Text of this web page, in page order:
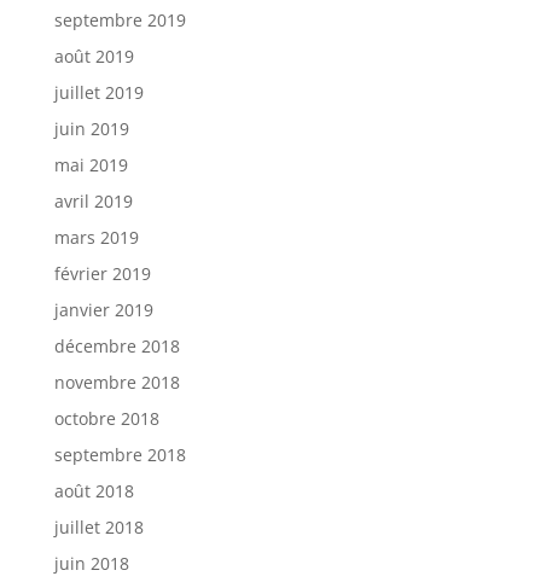
septembre 2019
août 2019
juillet 2019
juin 2019
mai 2019
avril 2019
mars 2019
février 2019
janvier 2019
décembre 2018
novembre 2018
octobre 2018
septembre 2018
août 2018
juillet 2018
juin 2018